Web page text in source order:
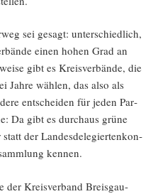
sei gesagt: unter­schied­lich,
einen hohen Grad an
gibt es Kreis­ver­bän­de, die
Jah­re wäh­len, das also als
ent­schei­den für jeden Par­
Da gibt es durch­aus grü­ne
statt der Lan­des­de­le­gier­ten­kon­
kennen.
der Kreis­ver­band Breis­gau-